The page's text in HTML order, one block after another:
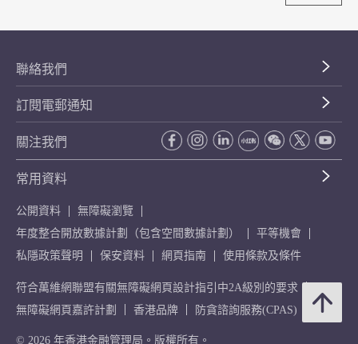
聯絡我們
訂閱電郵通知
關注我們
常用資料
公開資料
無障礙瀏覽
年度整合開放數據計劃（包含空間數據計劃）
平等機會
私隱政策聲明
保安資料 網頁指南 使用條款及條件
符合萬維網聯盟有關無障礙網頁設計指引中2A級別的要求
無障礙網頁嘉許計劃
香港品牌 防貪諮詢服務(CPAS)
© 2026 年香港金融管理局。版權所有。